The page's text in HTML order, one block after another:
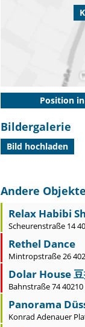
Position
Bildergalerie
Bild hochladen
Andere
Relax Habibi
Scheurenstraße 14
Rethel Dance
Mintropstraße 26
Dolar House
Bahnstraße 74
Panorama
Konrad Adenauer